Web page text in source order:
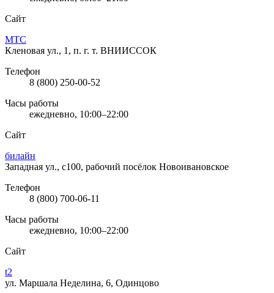
Сайт
МТС
Кленовая ул., 1, п. г. т. ВНИИССОК
Телефон
8 (800) 250-00-52
Часы работы
ежедневно, 10:00–22:00
Сайт
билайн
Западная ул., с100, рабочий посёлок Новоивановское
Телефон
8 (800) 700-06-11
Часы работы
ежедневно, 10:00–22:00
Сайт
t2
ул. Маршала Неделина, 6, Одинцово